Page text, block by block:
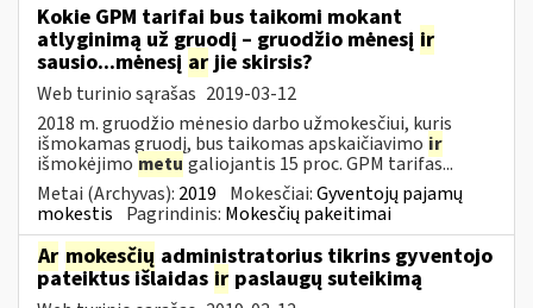
Kokie GPM tarifai bus taikomi mokant
atlyginimą už gruodį – gruodžio mėnesį ir
sausio...mėnesį arjie skirsis?
Web turinio sąrašas 2019-03-12
2018 m. gruodžio mėnesio darbo užmokesčiui, kuris
išmokamas gruodį, bus taikomas apskaičiavimo ir
išmokėjimo metu galiojantis 15 proc. GPM tarifas...
Metai (Archyvas): 2019 Mokesčiai:Gyventojų pajamų
mokestis Pagrindinis: Mokesčių pakeitimai
Ar mokesčių administratorius tikrins gyventojo
pateiktus išlaidas ir paslaugų suteikimą